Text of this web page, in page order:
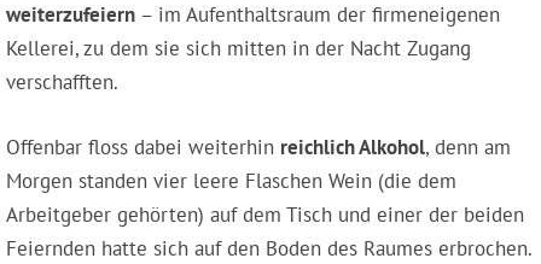
weiterzufeiern – im Aufenthaltsraum der firmeneigenen
Kellerei, zu dem sie sich mitten in der Nacht Zugang
verschafften.
Offenbar floss dabei weiterhin reichlich Alkohol, denn am
Morgen standen vier leere Flaschen Wein (die dem
Arbeitgeber gehörten) auf dem Tisch und einer der beiden
Feiernden hatte sich auf den Boden des Raumes erbrochen.